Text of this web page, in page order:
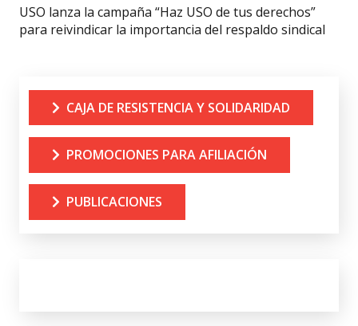
USO lanza la campaña “Haz USO de tus derechos”
para reivindicar la importancia del respaldo sindical
CAJA DE RESISTENCIA Y SOLIDARIDAD
PROMOCIONES PARA AFILIACIÓN
PUBLICACIONES